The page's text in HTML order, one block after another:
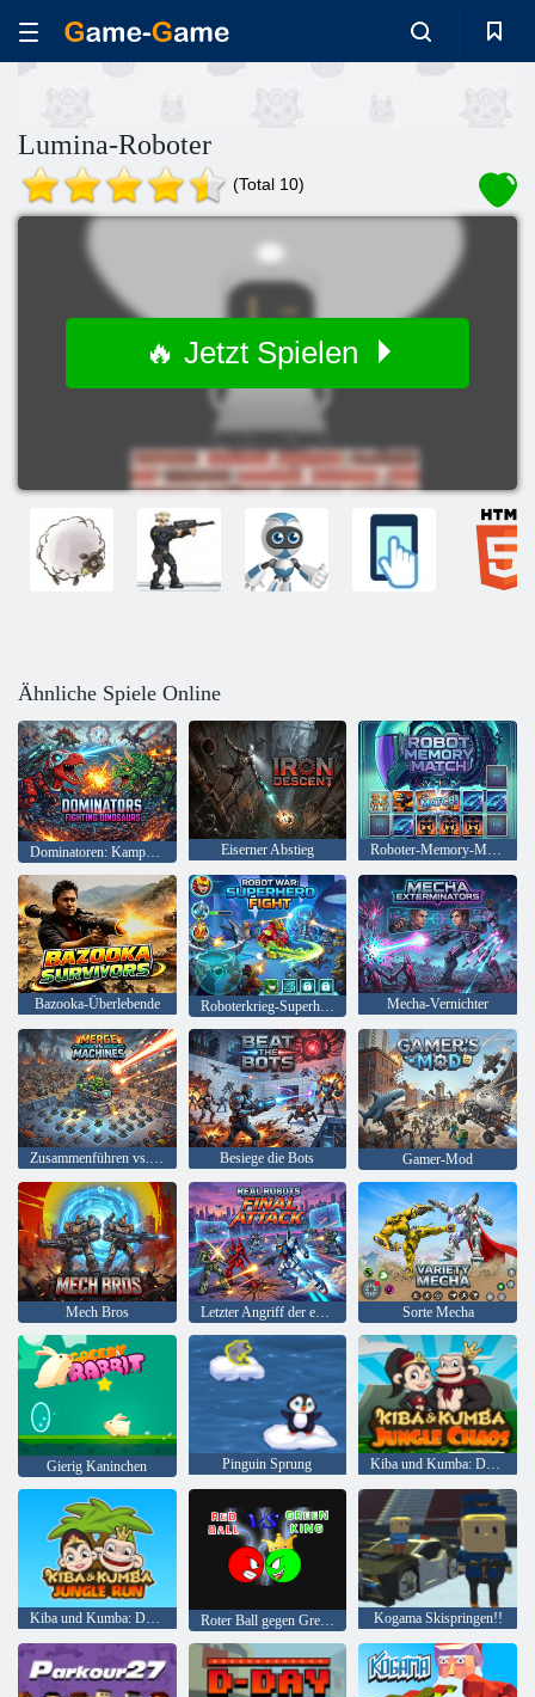
Lumina-Roboter
(Total 10)
🔥 Jetzt Spielen
Ähnliche Spiele Online
Dominatoren: Kampf gegen Dinosaurier Eiserner Abstieg Roboter-Memory-Match
Bazooka-Überlebende Roboterkrieg-Superheldenkampf Mecha-Vernichter
Zusammenführen vs. Maschinen Besiege die Bots Gamer-Mod
Mech Bros Letzter Angriff der echten Roboter Sorte Mecha
Gierig Kaninchen Pinguin Sprung Kiba und Kumba: Dschungelchaos
Kiba und Kumba: Dschungellauf Roter Ball gegen Green King Kogama Skispringen!!